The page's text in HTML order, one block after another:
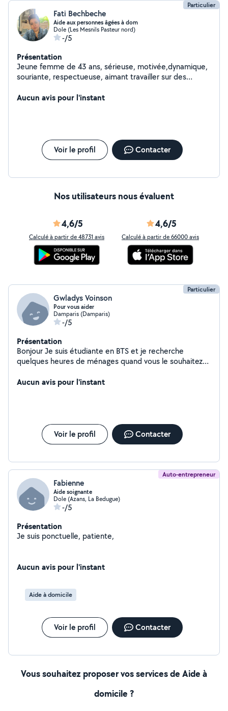
Particulier
Fati Bechbeche
Aide aux personnes âgées à dom
Dole (Les Mesnils Pasteur nord)
-/5
Présentation
Jeune femme de 43 ans, sérieuse, motivée,dynamique,
souriante, respectueuse, aimant travailler sur des
d'activité de l'aide à la personne. Paiement espèces où
Aucun avis pour l'instant
Voir le profil Contacter
Nos utilisateurs nous évaluent
4,6/5
Calculé à partir de 48731 avis
4,6/5
Calculé à partir de 66000 avis
Particulier
Gwladys Voinson
Pour vous aider
Damparis (Damparis)
-/5
Présentation
Bonjour Je suis étudiante en BTS et je recherche
quelques heures de ménages quand vous le souhaitez
maison avec un terrain clôturé de 170m² j'ai un chien non
Aucun avis pour l'instant
Voir le profil Contacter
Auto-entrepreneur
Fabienne
Aide soignante
Dole (Azans, La Bedugue)
-/5
Présentation
Je suis ponctuelle, patiente,
Aucun avis pour l'instant
Aide à domicile
Voir le profil Contacter
Vous souhaitez proposer vos services de Aide à
domicile ?